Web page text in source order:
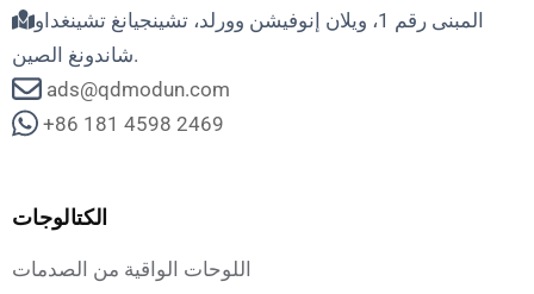
المبنى رقم 1، ويلان إنوفيشن وورلد، تشينجيانغ تشينغداو
شاندونغ الصين.
ads@qdmodun.com
+86 181 4598 2469
الكتالوجات
اللوحات الواقية من الصدمات